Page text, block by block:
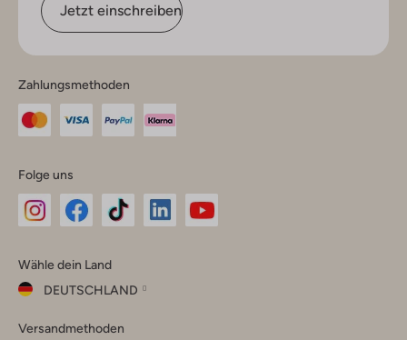
Jetzt einschreiben
Zahlungsmethoden
Folge uns
Instagram
Facebook
TikTok
Wähle dein Land
DEUTSCHLAND
dein
Versandmethoden